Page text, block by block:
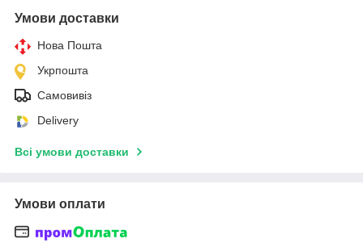
Умови доставки
Нова Пошта
Укрпошта
Самовивіз
Delivery
Всі умови доставки
Умови оплати